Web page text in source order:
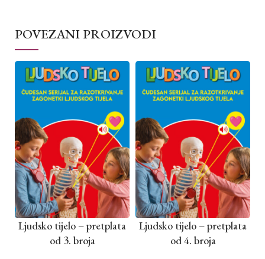
POVEZANI PROIZVODI
Ljudsko tijelo – pretplata
od 3. broja
Ljudsko tijelo – pretplata
od 4. broja